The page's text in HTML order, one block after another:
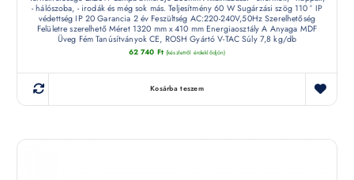
- hálószoba, - irodák és még sok más. Teljesítmény 60 W Sugárzási szög 110 ° IP
védettség IP 20 Garancia 2 év Feszültség AC:220-240V,50Hz Szerelhetőség
Felületre szerelhető Méret 1320 mm x 410 mm Energiaosztály A Anyaga MDF
Üveg Fém Tanúsítványok CE, ROSH Gyártó V-TAC Súly 7,8 kg/db
62 740 Ft (készletről érdeklődjön)
Kosárba teszem